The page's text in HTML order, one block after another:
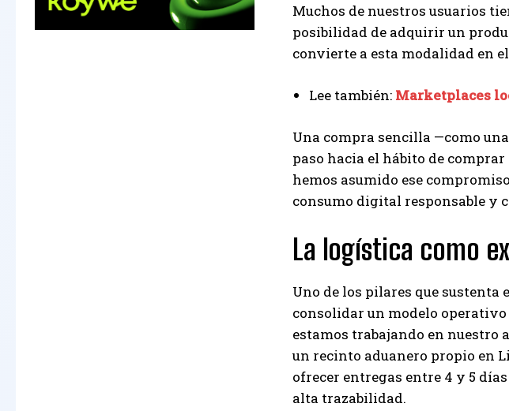
Muchos de nuestros usuarios
posibilidad de adquirir un
convierte a esta modalidad en
Lee también: Marketplaces
Una compra sencilla —como
paso hacia el hábito de
hemos asumido ese
consumo digital responsable y
La logística como
Uno de los pilares que sustenta
consolidar un modelo
estamos trabajando en nuestro
un recinto aduanero propio en
ofrecer entregas entre 4 y 5
alta trazabilidad.